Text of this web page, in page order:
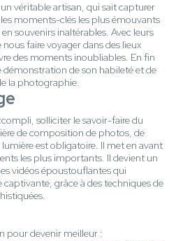
véritable artisan, qui sait capturer
moments-clés les plus émouvants
souvenirs inaltérables. Avec leurs
faire voyager dans des lieux
des moments inoubliables. En fin
de son habileté et de
la photographie.
solliciter le savoir-faire du
de composition de photos, de
est obligatoire. Il met en avant
les plus importants. Il devient un
vidéos époustouflantes qui
grâce à des techniques de
pour devenir meilleur :